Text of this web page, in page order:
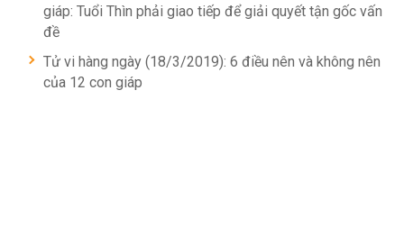
giáp: Tuổi Thìn phải giao tiếp để giải quyết tận gốc vấn
đề
Tử vi hàng ngày (18/3/2019): 6 điều nên và không nên
của 12 con giáp